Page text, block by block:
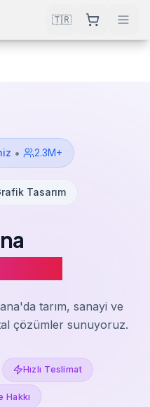
🇹🇷
• 2.3M+
Tasarım
tarım, sanayi ve
çözümler sunuyoruz.
Hızlı Teslimat
Hakkı